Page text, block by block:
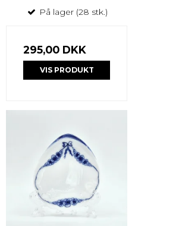
På lager (28 stk.)
295,00 DKK
VIS PRODUKT